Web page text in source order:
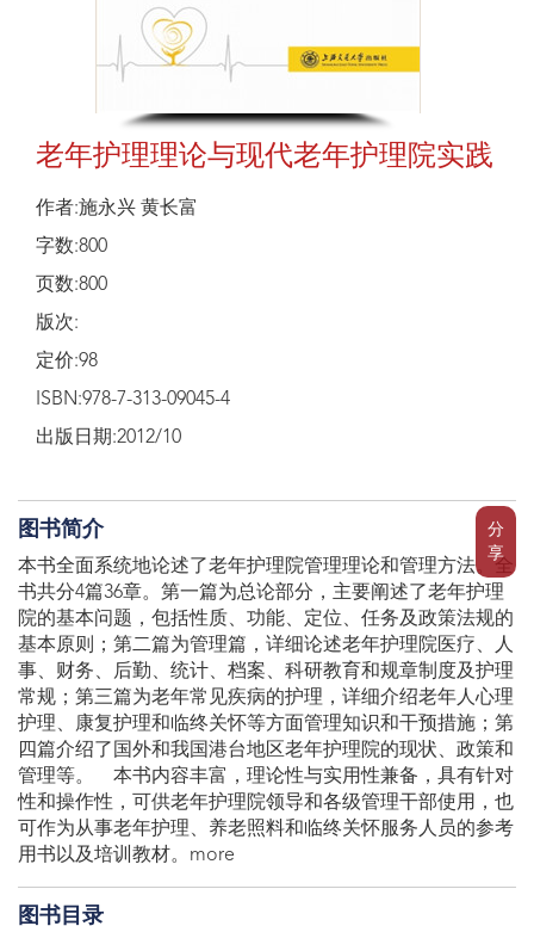
分
享
老年护理理论与现代老年护理院实践
作者:施永兴 黄长富
字数:800
页数:800
版次:
定价:98
ISBN:978-7-313-09045-4
出版日期:2012/10
图书简介
本书全面系统地论述了老年护理院管理理论和管理方法。全
书共分4篇36章。第一篇为总论部分，主要阐述了老年护理
院的基本问题，包括性质、功能、定位、任务及政策法规的
基本原则；第二篇为管理篇，详细论述老年护理院医疗、人
事、财务、后勤、统计、档案、科研教育和规章制度及护理
常规；第三篇为老年常见疾病的护理，详细介绍老年人心理
护理、康复护理和临终关怀等方面管理知识和干预措施；第
四篇介绍了国外和我国港台地区老年护理院的现状、政策和
管理等。 本书内容丰富，理论性与实用性兼备，具有针对
性和操作性，可供老年护理院领导和各级管理干部使用，也
可作为从事老年护理、养老照料和临终关怀服务人员的参考
用书以及培训教材。more
图书目录